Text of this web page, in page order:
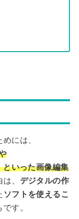
には、
いった画像編集
、 デジタルの作
ソフトを使えるこ
です。